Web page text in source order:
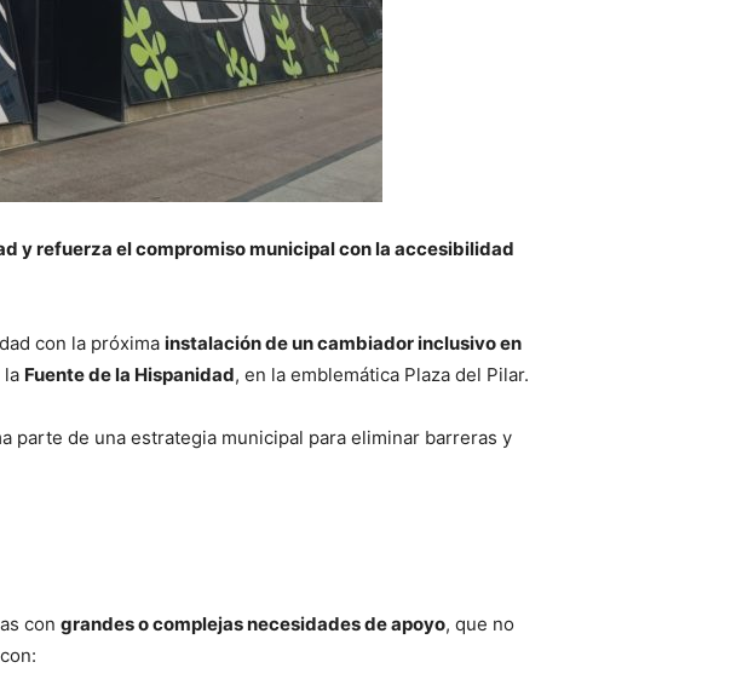
y refuerza el compromiso municipal con la accesibilidad
con la próxima instalación de un cambiador inclusivo en
la Fuente de la Hispanidad, en la emblemática Plaza del Pilar.
parte de una estrategia municipal para eliminar barreras y
con grandes o complejas necesidades de apoyo, que no